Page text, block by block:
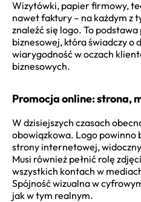
Wizytówki, papier firmowy,
nawet faktury – na każdym z
znaleźć się logo. To
biznesowej, która świadczy o
wiarygodność w oczach
biznesowych.
Promocja online: strona,
W dzisiejszych czasach
obowiązkowa. Logo powinno
strony internetowej,
Musi również pełnić rolę
wszystkich kontach w
Spójność wizualna w
jak w tym realnym.